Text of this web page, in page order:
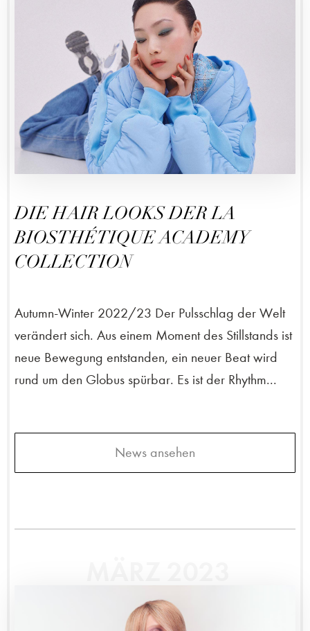
DIE HAIR LOOKS DER LA
BIOSTHÉTIQUE ACADEMY
COLLECTION
Autumn-Winter 2022/23 Der Pulsschlag der Welt
verändert sich. Aus einem Moment des Stillstands ist
neue Bewegung entstanden, ein neuer Beat wird
rund um den Globus spürbar. Es ist der Rhythm...
News ansehen